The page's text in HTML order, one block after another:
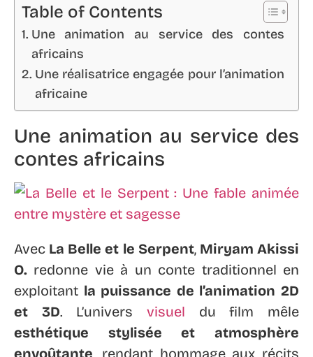
Table of Contents
Une animation au service des contes
africains
Une réalisatrice engagée pour l’animation
africaine
Une animation au service des
contes africains
Avec La Belle et le Serpent, Miryam Akissi
O. redonne vie à un conte traditionnel en
exploitant la puissance de l’animation 2D
et 3D. L’universvisuel du film mêle
esthétique stylisée et atmosphère
envoûtante , rendant hommage aux récits